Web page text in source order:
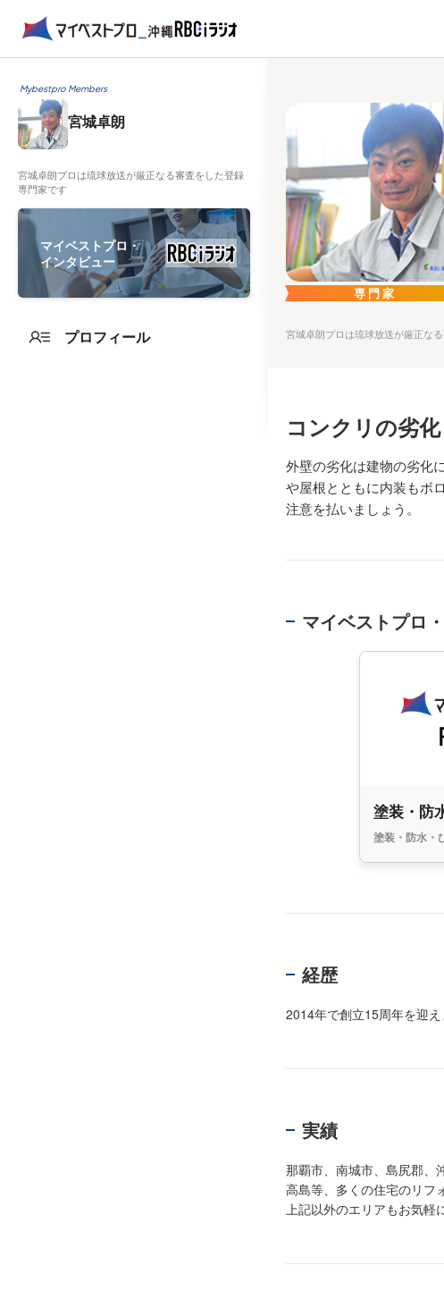
Mybestpro Members
宮城卓朗
宮城卓朗プロは琉球放送が厳正なる審査をした登録
専門家です
マイベストプロ・
インタビュー
プロフィール
専門家
宮城卓朗プロは琉球放送が厳正な
コンクリの劣
外壁の劣化は建物の劣化
や屋根とともに内装もボ
注意を払いましょう。
マイベストプロ
塗装・防
塗装・防水・
経歴
2014年で創立15周年を迎え
実績
那覇市、南城市、島尻郡、
高島等、多くの住宅のリフ
上記以外のエリアもお気軽